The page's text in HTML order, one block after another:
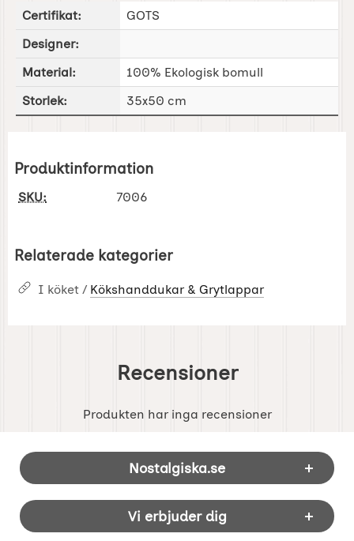
Certifikat:
GOTS
Designer:
Material:
100% Ekologisk bomull
Storlek:
35x50 cm
Produktinformation
SKU: 7006
Relaterade kategorier
I köket / Kökshanddukar & Grytlappar
Recensioner
Produkten har inga recensioner
Sidfot Blandad info och länkar
Nostalgiska.se
Vi erbjuder dig